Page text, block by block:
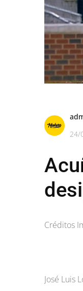
24/
Créditos
José Luis